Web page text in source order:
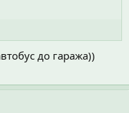
до гаража))